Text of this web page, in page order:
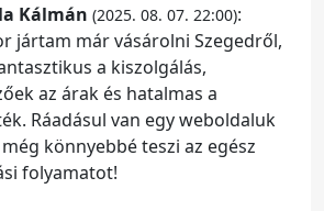
Kálmán (2025. 08. 07. 22:00):
jártam már vásárolni Szegedről,
a kiszolgálás,
az árak és hatalmas a
Ráadásul van egy weboldaluk
könnyebbé teszi az egész
folyamatot!